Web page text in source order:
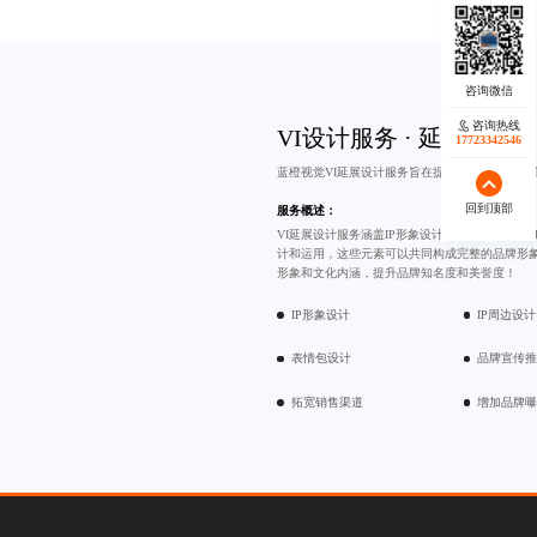
VI设计服务 · 延展设计
蓝橙视觉VI延展设计服务旨在提升品牌知名度和
服务概述：
VI延展设计服务涵盖IP形象设计、
计和运用，这些元素可以共同构成完整的品牌形
形象和文化内涵，提升品牌知名度和美誉度！
IP形象设计 IP周边设计
表情包设计 品牌宣传
拓宽销售渠道 增加品牌
咨询热线
17723342546
回到顶部